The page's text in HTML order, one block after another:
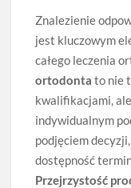
Znalezienie
jest kluczowym
całego leczenia
ortodonta to nie
kwalifikacjami,
indywidualnym
podjęciem
dostępność
Przejrzystość